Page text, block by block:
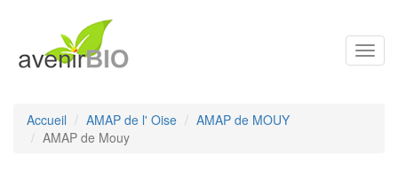
Accueil AMAP de l' Oise
AMAP de MOUY
AMAP de Mouy